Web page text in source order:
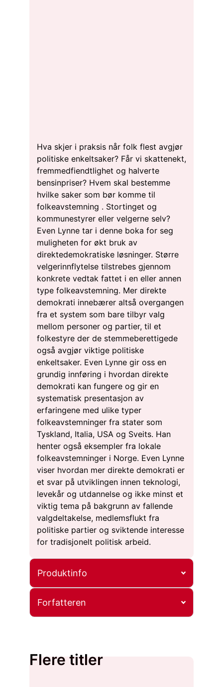
Hva skjer i praksis når folk flest avgjør
politiske enkeltsaker? Får vi skattenekt,
fremmedfiendtlighet og halverte
bensinpriser? Hvem skal bestemme
hvilke saker som bør komme til
folkeavstemning . Stortinget og
kommunestyrer eller velgerne selv?
Even Lynne tar i denne boka for seg
muligheten for økt bruk av
direktedemokratiske løsninger. Større
velgerinnflytelse tilstrebes gjennom
konkrete vedtak fattet i en eller annen
type folkeavstemning. Mer direkte
demokrati innebærer altså overgangen
fra et system som bare tilbyr valg
mellom personer og partier, til et
folkestyre der de stemmeberettigede
også avgjør viktige politiske
enkeltsaker. Even Lynne gir oss en
grundig innføring i hvordan direkte
demokrati kan fungere og gir en
systematisk presentasjon av
erfaringene med ulike typer
folkeavstemninger fra stater som
Tyskland, Italia, USA og Sveits. Han
henter også eksempler fra lokale
folkeavstemninger i Norge. Even Lynne
viser hvordan mer direkte demokrati er
et svar på utviklingen innen teknologi,
levekår og utdannelse og ikke minst et
viktig tema på bakgrunn av fallende
valgdeltakelse, medlemsflukt fra
politiske partier og sviktende interesse
for tradisjonelt politisk arbeid.
Produktinfo
Forfatteren
Flere titler